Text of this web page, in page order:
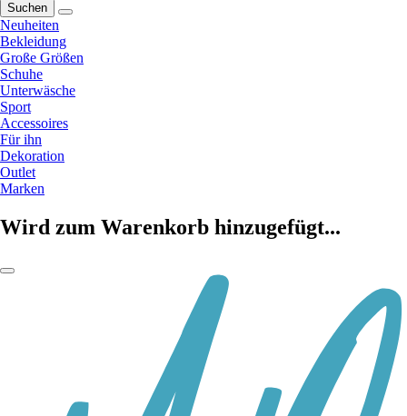
Suchen
Neuheiten
Bekleidung
Große Größen
Schuhe
Unterwäsche
Sport
Accessoires
Für ihn
Dekoration
Outlet
Marken
Wird zum Warenkorb hinzugefügt...